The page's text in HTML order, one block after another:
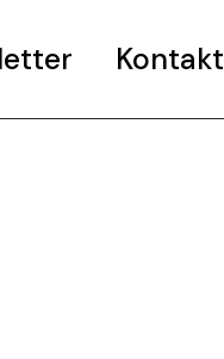
Kontakt